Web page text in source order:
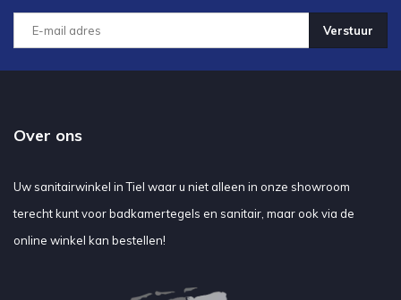
Verstuur
Over ons
Uw sanitairwinkel in Tiel waar u niet alleen in onze showroom
terecht kunt voor badkamertegels en sanitair, maar ook via de
online winkel kan bestellen!